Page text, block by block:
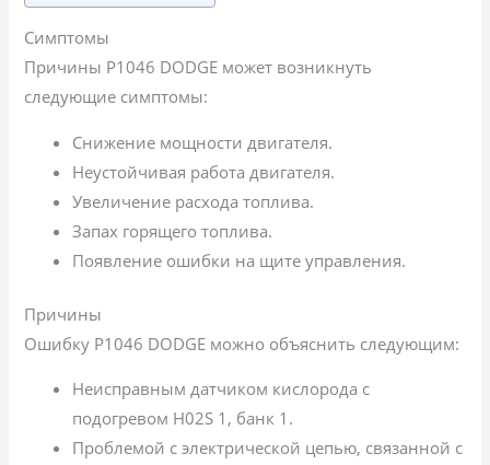
Симптомы
Причины P1046 DODGE может возникнуть
следующие симптомы:
Снижение мощности двигателя.
Неустойчивая работа двигателя.
Увеличение расхода топлива.
Запах горящего топлива.
Появление ошибки на щите управления.
Причины
Ошибку P1046 DODGE можно объяснить следующим:
Неисправным датчиком кислорода с
подогревом H02S 1, банк 1.
Проблемой с электрической цепью, связанной с